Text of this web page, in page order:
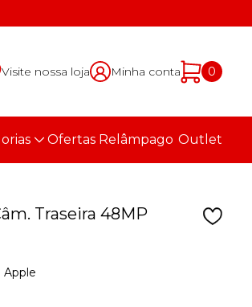
Visite nossa loja Minha conta 0
Ofertas Relâmpago Outlet
Traseira 48MP
Apple